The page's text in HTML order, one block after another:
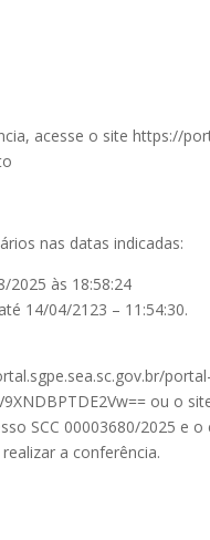
acesse o site https://
nas datas indicadas:
2025 às 18:58:24
14/04/2123 – 11:54:30.
ou o
SCC 00003680/2025 e o
a conferência.